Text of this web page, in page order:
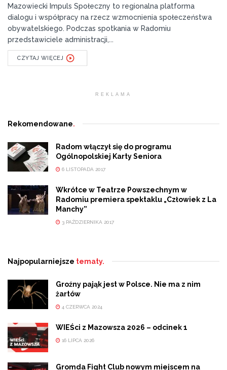
Mazowiecki Impuls Społeczny to regionalna platforma
dialogu i współpracy na rzecz wzmocnienia społeczeństwa
obywatelskiego. Podczas spotkania w Radomiu
przedstawiciele administracji,...
CZYTAJ WIĘCEJ
REKLAMA
Rekomendowane.
Radom włączył się do programu
Ogólnopolskiej Karty Seniora
6 LISTOPADA 2017
Wkrótce w Teatrze Powszechnym w
Radomiu premiera spektaklu „Człowiek z La
Manchy”
3 PAŹDZIERNIKA 2017
Najpopularniejsze tematy.
Groźny pająk jest w Polsce. Nie ma z nim
żartów
4 CZERWCA 2024
WIEŚci z Mazowsza 2026 – odcinek 1
16 LIPCA 2026
Gromda Fight Club nowym miejscem na